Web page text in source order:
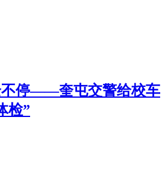
不停——奎屯交警给校车
检”